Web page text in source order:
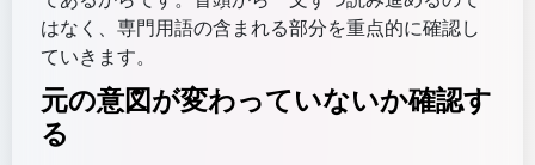
はなく、専門用語の含まれる部分を重点的に確認し
ていきます。
元の意図が変わっていないか確認す
る